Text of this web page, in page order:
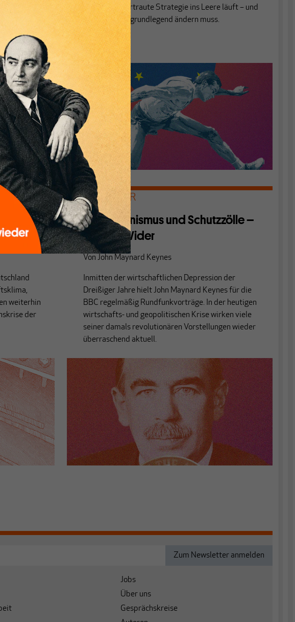
Löhne
Warum die vertraute Strategie ins Leere läuft – und
was sich jetzt grundlegend ändern muss.
weiterhin
der
KEYNES ON AIR
Protektionismus und Schutzzölle –
Für und Wider
VonJohn Maynard Keynes
Inmitten der wirtschaftlichen Depression der
Dreißiger Jahre hielt John Maynard Keynes für die
BBC regelmäßig Rundfunkvorträge. In der heutigen
wirtschafts- und geopolitischen Krise wirken viele
seiner damals revolutionären Vorstellungen wieder
überraschend aktuell.
Jobs
Über uns
Gesprächskreise